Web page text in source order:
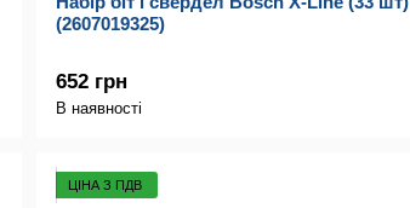
(2607019325)
652 грн
В наявності
ЦІНА З ПДВ